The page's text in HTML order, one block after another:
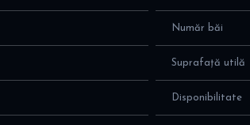
Număr băi
Suprafață utilă
Disponibilitate